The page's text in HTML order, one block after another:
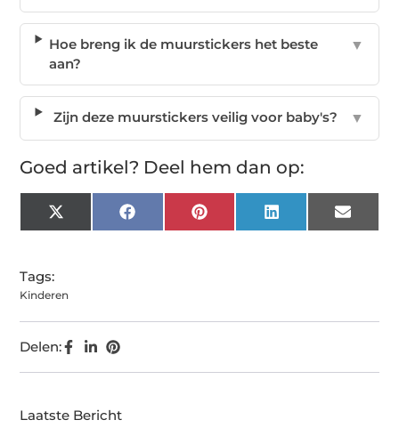
Hoe breng ik de muurstickers het beste
aan?
▼
Zijn deze muurstickers veilig voor baby's? ▼
Goed artikel? Deel hem dan op:
X
(Twitter)
FacebookPinterest LinkedIn Email
Tags:
Kinderen
Delen:
Laatste Bericht